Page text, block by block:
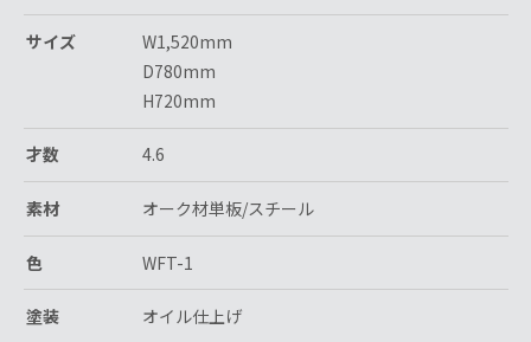
サイズ
W1,520mm
D780mm
H720mm
才数 4.6
素材 オーク材単板/スチール
色 WFT-1
塗装 オイル仕上げ